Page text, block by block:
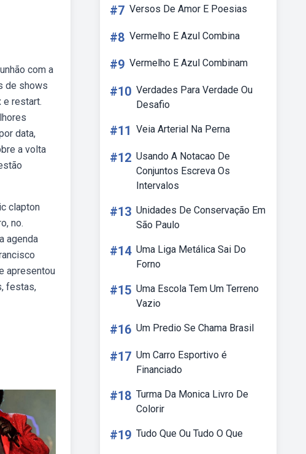
com a
de shows
e restart.
data,
a volta
clapton
no.
agenda
apresentou
festas,
#7 Versos De Amor E Poesias
#8 Vermelho E Azul Combina
#9 Vermelho E Azul Combinam
#10 Verdades Para Verdade Ou
Desafio
#11 Veia Arterial Na Perna
#12 Usando A Notacao De
Conjuntos Escreva Os
Intervalos
#13 Unidades De Conservação Em
São Paulo
#14 Uma Liga Metálica Sai Do
Forno
#15 Uma Escola Tem Um Terreno
Vazio
#16 Um Predio Se Chama Brasil
#17 Um Carro Esportivo é
Financiado
#18 Turma Da Monica Livro De
Colorir
#19 Tudo Que Ou Tudo O Que